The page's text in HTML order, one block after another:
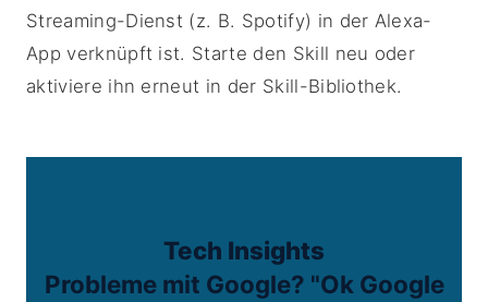
Streaming-Dienst (z. B. Spotify) in der Alexa-
App verknüpft ist. Starte den Skill neu oder
aktiviere ihn erneut in der Skill-Bibliothek.
Tech Insights
Probleme mit Google? "Ok Google